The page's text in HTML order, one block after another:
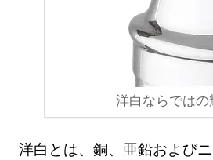
洋白ならではの
洋白とは、銅、亜鉛および